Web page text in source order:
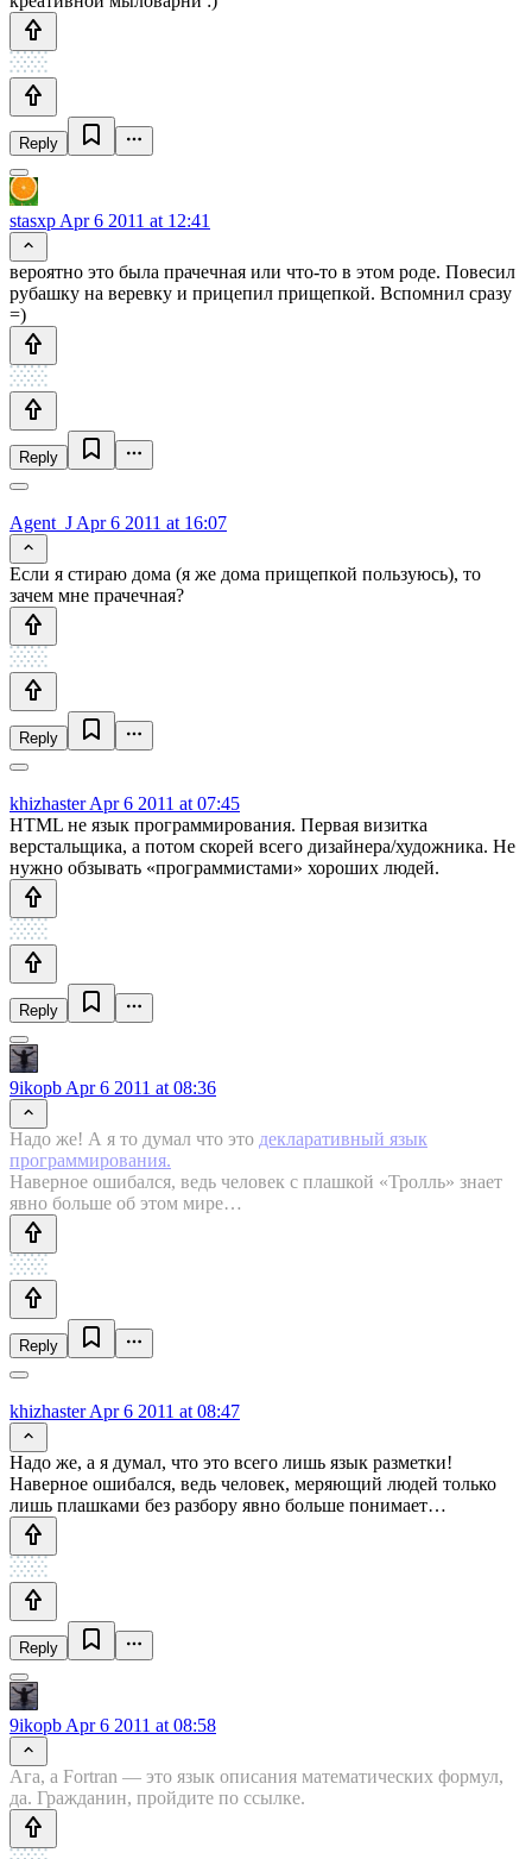
Reply
stasxp Apr 6 2011 at 12:41
вероятно это была прачечная или что-то в этом роде. Повесил
рубашку на веревку и прицепил прищепкой. Вспомнил сразу
=)
Reply
Agent_J Apr 6 2011 at 16:07
Если я стираю дома (я же дома прищепкой пользуюсь), то
зачем мне прачечная?
Reply
khizhasterApr 6 2011 at 07:45
HTML не язык программирования. Первая визитка
верстальщика, а потом скорей всего дизайнера/художника. Не
нужно обзывать «программистами» хороших людей.
Reply
9ikopb Apr 6 2011 at 08:36
Надо же! А я то думал что это декларативный язык
программирования.
Наверное ошибался, ведь человек с плашкой «Тролль» знает
явно больше об этом мире…
Reply
khizhasterApr 6 2011 at 08:47
Надо же, а я думал, что это всего лишь язык разметки!
Наверное ошибался, ведь человек, меряющий людей только
лишь плашками без разбору явно больше понимает…
Reply
9ikopb Apr 6 2011 at 08:58
Ага, а Fortran — это язык описания математических формул,
да. Гражданин, пройдите по ссылке.